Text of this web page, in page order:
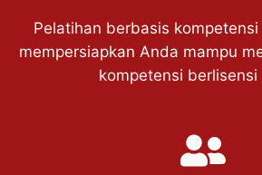
Pelatihan berbasis
mempersiapkan Anda mampu
kompetensi berlisensi